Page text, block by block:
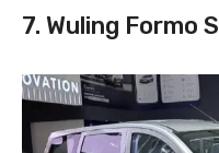
7. Wuling Formo S